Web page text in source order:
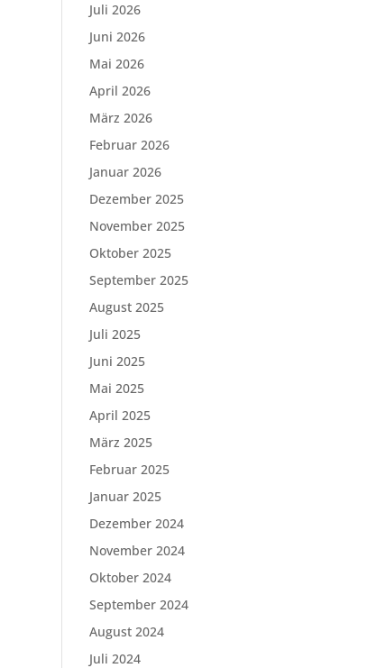
Juli 2026
Juni 2026
Mai 2026
April 2026
März 2026
Februar 2026
Januar 2026
Dezember 2025
November 2025
Oktober 2025
September 2025
August 2025
Juli 2025
Juni 2025
Mai 2025
April 2025
März 2025
Februar 2025
Januar 2025
Dezember 2024
November 2024
Oktober 2024
September 2024
August 2024
Juli 2024